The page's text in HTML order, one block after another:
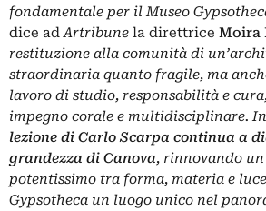
fondamentale per il Museo
dice adArtribune la direttrice Moira
restituzione alla comunità di
straordinaria quanto fragile, ma
lavoro di studio, responsabilità e
impegno corale e multidisciplinare.
lezione di Carlo Scarpa continua a
grandezza di Canova, rinnovando
potentissimo tra forma, materia e
Gypsotheca un luogo unico nel